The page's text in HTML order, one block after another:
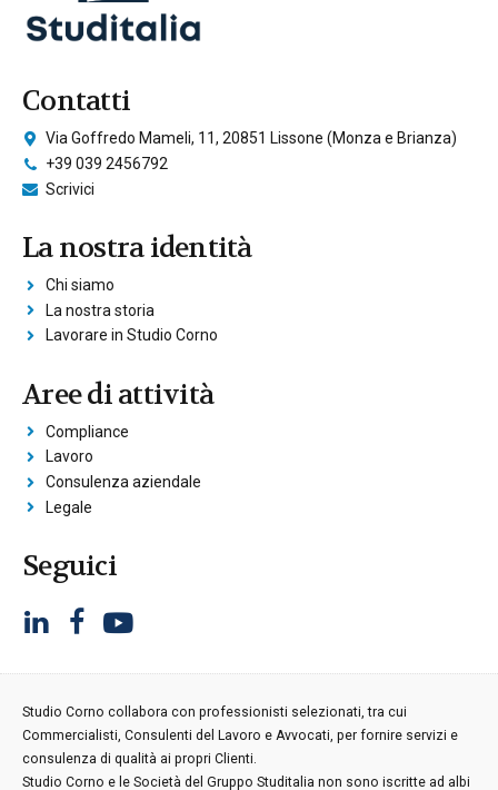
Contatti
Via Goffredo Mameli, 11, 20851 Lissone (Monza e Brianza)
+39 039 2456792
Scrivici
La nostra identità
Chi siamo
La nostra storia
Lavorare in Studio Corno
Aree di attività
Compliance
Lavoro
Consulenza aziendale
Legale
Seguici
Studio Corno collabora con professionisti selezionati, tra cui
Commercialisti, Consulenti del Lavoro e Avvocati, per fornire servizi e
consulenza di qualità ai propri Clienti.
Studio Corno e le Società del Gruppo Studitalia non sono iscritte ad albi